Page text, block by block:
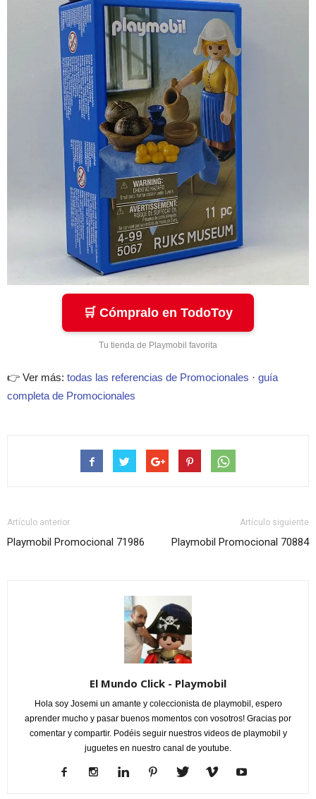
🛒 Cómpralo en TodoToy
Tu tienda de Playmobil favorita
👉 Ver más: todas las referencias de Promocionales · guía
completa de Promocionales
Artículo anterior
Playmobil Promocional 71986
Artículo siguiente
Playmobil Promocional 70884
El Mundo Click - Playmobil
Hola soy Josemi un amante y coleccionista de playmobil, espero
aprender mucho y pasar buenos momentos con vosotros! Gracias por
comentar y compartir. Podéis seguir nuestros videos de playmobil y
juguetes en nuestro canal de youtube.